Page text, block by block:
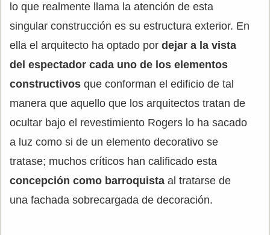
lo que realmente llama la atención de esta
singular construcción es su estructura exterior. En
ella el arquitecto ha optado por dejar a la vista
del espectador cada uno de los elementos
constructivos que conforman el edificio de tal
manera que aquello que los arquitectos tratan de
ocultar bajo el revestimiento Rogers lo ha sacado
a luz como si de un elemento decorativo se
tratase; muchos críticos han calificado esta
concepción como barroquista al tratarse de
una fachada sobrecargada de decoración.